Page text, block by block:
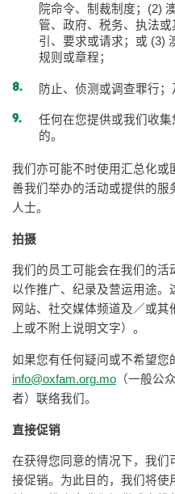
院命令、制裁制度；(2)
管、政府、税务、执法
引、要求或请求；或 (3)
规则或章程；
防止、侦测或调查罪行；
任何在您提供或我们收
的。
我们亦可能不时使用汇总化或
善我们举办的活动或提供的服
人士。
拍摄
我们的员工可能会在我们的活
以作推广、纪录及营运用途
网站、社交媒体频道及／或
上或不附上说明文字）。
如果您有任何疑问或不希望您
info@oxfam.org.mo （一般公众
者）联络我们。
直接促销
在获得您同意的情况下，我们
接促销。为此目的，我们将使